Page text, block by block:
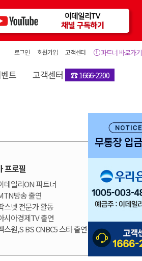
파트너 바로가기
로그인 회원가입 고객센터
트 고객센터 ☎ 1666-2200
프로필
데일리ON 파트너
방송 출연
스넷 전문가 활동
시아경제TV 출연
스원,S BS CNBC5 스타 출연